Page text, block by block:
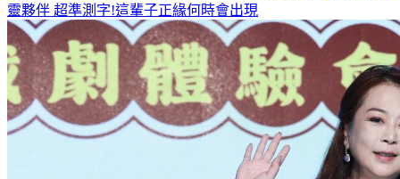
靈夥伴 超準測字!這輩子正緣何時會出現